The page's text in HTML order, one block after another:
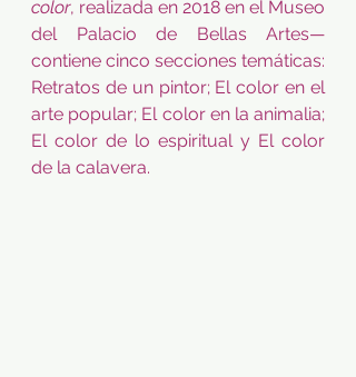
color, realizada en 2018 en el Museo
del Palacio de Bellas Artes—
contiene cinco secciones temáticas:
Retratos de un pintor; El color en el
arte popular; El color en la animalia;
El color de lo espiritual y El color
de la calavera.